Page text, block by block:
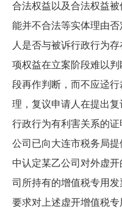
合法权益以及合法权益
能并不合法等实体理由
人是否与被诉行政行为
项权益在立案阶段难以
段再作判断，而不应迳
理，复议申请人在提出
行政行为有利害关系的
公司已向大连市税务局
中认定某乙公司对外虚
司所持有的增值税专用
要求对上述虚开增值税